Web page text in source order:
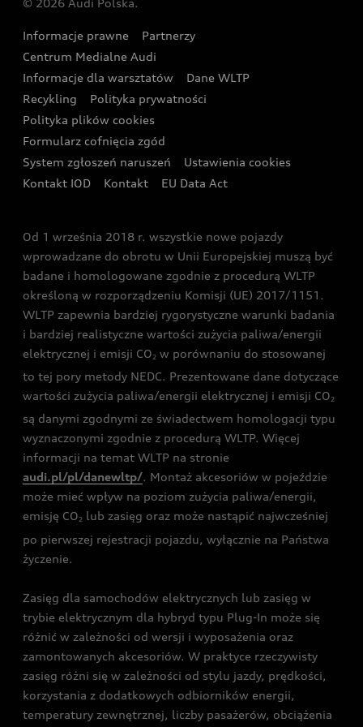
Wyszukaj najbliższego Partnera Audi
Oferta dla przedsiębiorców
Oferta dla klientów prywatnych
Kalkulator rat
Ubezpieczenie
Audi exclusive
Zasięg
Gwarancja
Akcje serwisowe Audi
Katalog online akcesoriów
Audi i Muzeum Sztuki Nowoczesnej w Warszawie
Audi driving experience
Audi quattro Cup
Audi i Puchar Świata w Skokach Narciarskich w
Zakopanem
© 2026 Audi Polska.
Informacje prawne
Partnerzy
Centrum Medialne Audi
Informacje dla warsztatów
Dane WLTP
Recykling
Polityka prywatności
Polityka plików cookies
Formularz cofnięcia zgód
System zgłoszeń naruszeń
Ustawienia cookies
Kontakt IOD
Kontakt EU Data Act
Od 1 września 2018 r. wszystkie nowe pojazdy
wprowadzane do obrotu w Unii Europejskiej muszą być
badane i homologowane zgodnie z procedurą WLTP
określoną w rozporządzeniu Komisji (UE) 2017/1151.
WLTP zapewnia bardziej rygorystyczne warunki badania
i bardziej realistyczne wartości zużycia paliwa/energii
elektrycznej i emisji CO2 w porównaniu do stosowanej
to tej pory metody NEDC. Prezentowane dane dotyczące
wartości zużycia paliwa/energii elektrycznej i emisji CO2
są danymi zgodnymi ze świadectwem homologacji typu
wyznaczonymi zgodnie z procedurą WLTP. Więcej
informacji na temat WLTP na stronie
audi.pl/pl/danewltp/. Montaż akcesoriów w pojeździe
może mieć wpływ na poziom zużycia paliwa/energii,
emisję CO2 lub zasięg oraz może nastąpić najwcześniej
po pierwszej rejestracji pojazdu, wyłącznie na Państwa
życzenie.
Zasięg dla samochodów elektrycznych lub zasięg w
trybie elektrycznym dla hybryd typu Plug-In może się
różnić w zależności od wersji i wyposażenia oraz
zamontowanych akcesoriów. W praktyce rzeczywisty
zasięg różni się w zależności od stylu jazdy, prędkości,
korzystania z dodatkowych odbiorników energii,
temperatury zewnętrznej, liczby pasażerów, obciążenia